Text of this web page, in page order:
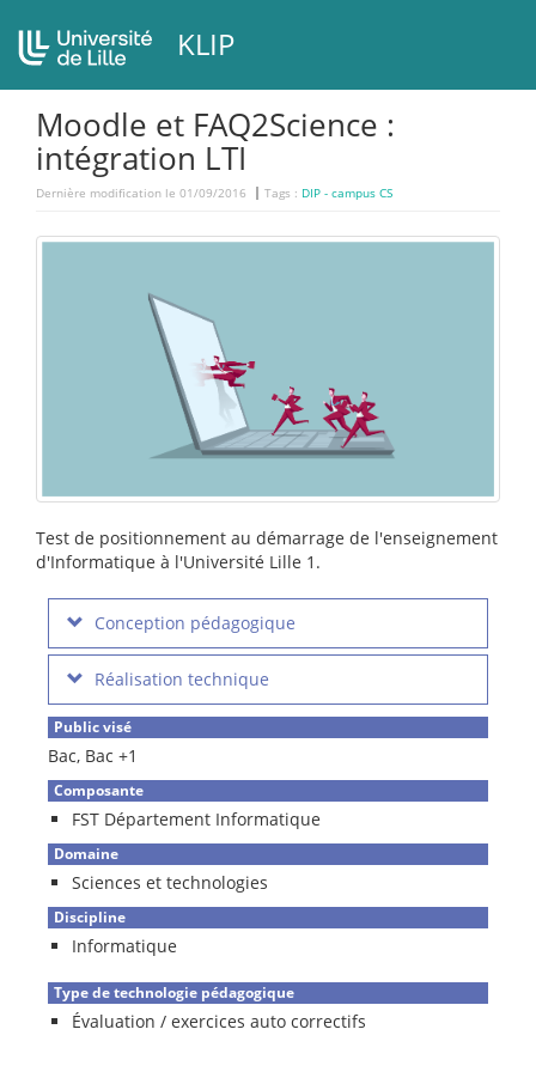
KLIP
Moodle et FAQ2Science :
intégration LTI
Dernière modification le 01/09/2016 Tags : DIP - campus CS
Test de positionnement au démarrage de l'enseignement
d'Informatique à l'Université Lille 1.
Conception pédagogique
Réalisation technique
Public visé
Bac, Bac +1
Composante
FST Département Informatique
Domaine
Sciences et technologies
Discipline
Informatique
Type de technologie pédagogique
Évaluation / exercices auto correctifs